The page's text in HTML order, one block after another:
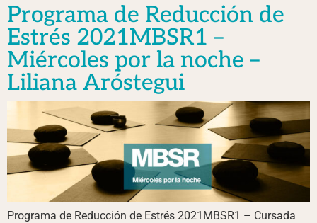
Programa de Reducción de
Estrés 2021MBSR1 –
Miércoles por la noche –
Liliana Aróstegui
Programa de Reducción de Estrés 2021MBSR1 – Cursada